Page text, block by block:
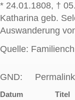
* 24.01.1808, †
Katharina geb.
Auswanderung
Quelle:
GND:
Datum Titel